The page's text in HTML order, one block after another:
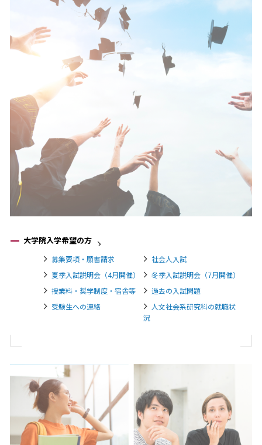
大学院入学希望の方
募集要項・願書請求
社会人入試
夏季入試説明会（4月開催）
冬季入試説明会（7月開催）
授業料・奨学制度・宿舎等
過去の入試問題
受験生への連絡
人文社会系研究科の就職状
況